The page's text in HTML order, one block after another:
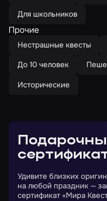
Для школьников
Прочие
Нестрашные квесты
До 10 человек
Исторические
Удивите близких
на любой праздник —
сертификат «Мира